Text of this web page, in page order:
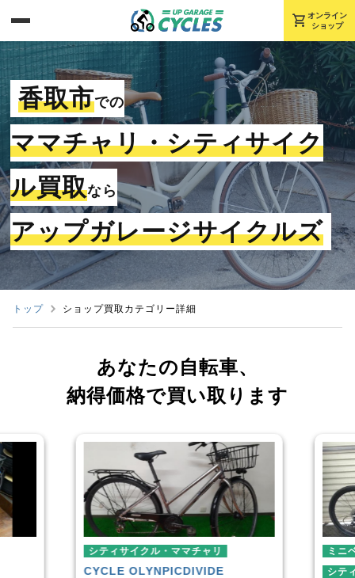
shopping_cart オンライン
ショップ
香取市での
ママチャリ・シティサイク
ル買取なら
アップガレージサイクルズ
トップ ショップ買取カテゴリー詳細
あなたの自転車、
納得価格で買い取ります
シティサイクル・ママチャリ
CYCLE OLYNPICDIVIDE
ミニ
シテ